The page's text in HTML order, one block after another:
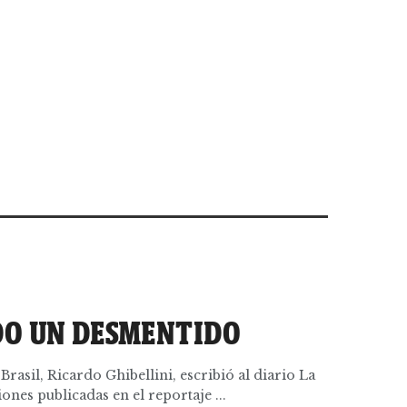
UN DESMENTIDO
Ricardo Ghibellini, escribió al diario La
publicadas en el reportaje ...